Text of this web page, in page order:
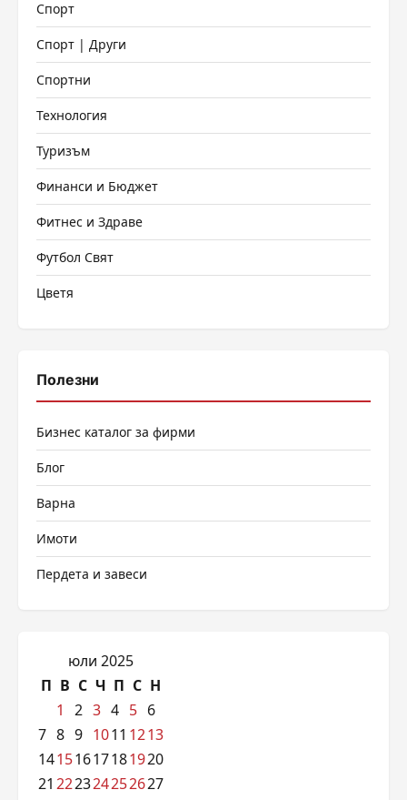
Спорт
Спорт | Други
Спортни
Технология
Туризъм
Финанси и Бюджет
Фитнес и Здраве
Футбол Свят
Цветя
Полезни
Бизнес каталог за фирми
Блог
Варна
Имоти
Пердета и завеси
юли 2025
П В С Ч П С Н
1
2 3 4 5 6
7 8 9 1011 1213
14151617181920
21 222324252627